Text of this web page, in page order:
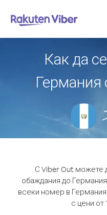
Как да
Германия
С Viber Out можете
обаждания до
всеки номер в
с цени от